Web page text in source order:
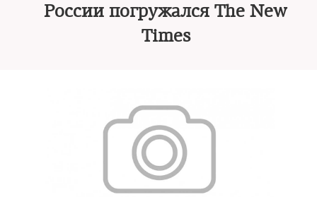
России погружался The New
Times